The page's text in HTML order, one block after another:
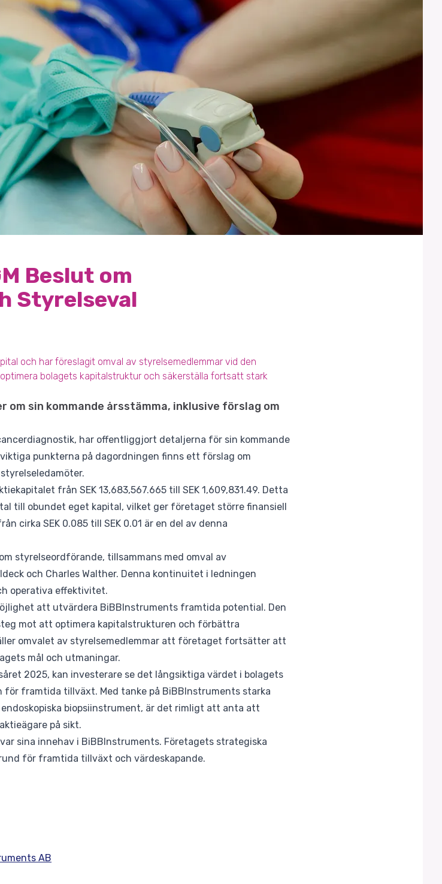
Beslut om
Styrelseval
och har föreslagit omval av styrelsemedlemmar vid den
bolagets kapitalstruktur och säkerställa fortsatt stark
om sin kommande årsstämma, inklusive förslag om
har offentliggjort detaljerna för sin kommande
punkterna på dagordningen finns ett förslag om
från SEK 13,683,567.665 till SEK 1,609,831.49. Detta
till obundet eget kapital, vilket ger företaget större finansiell
cirka SEK 0.085 till SEK 0.01 är en del av denna
styrelseordförande, tillsammans med omval av
och Charles Walther. Denna kontinuitet i ledningen
operativa effektivitet.
att utvärdera BiBBInstruments framtida potential. Den
mot att optimera kapitalstrukturen och förbättra
omvalet av styrelsemedlemmar att företaget fortsätter att
mål och utmaningar.
2025, kan investerare se det långsiktiga värdet i bolagets
framtida tillväxt. Med tanke på BiBBInstruments starka
biopsiinstrument, är det rimligt att anta att
på sikt.
sina innehav i BiBBInstruments. Företagets strategiska
för framtida tillväxt och värdeskapande.
AB